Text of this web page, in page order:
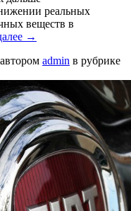
реальных
веществ в
→
автором admin в рубрике